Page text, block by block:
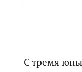
С тремя